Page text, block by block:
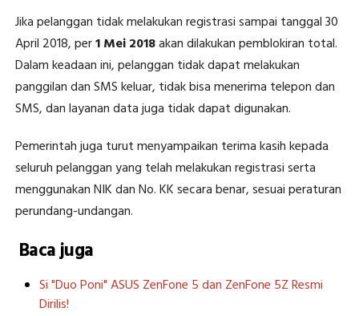
Jika pelanggan tidak melakukan registrasi sampai tanggal 30
April 2018, per1 Mei 2018akan dilakukan pemblokiran total.
Dalam keadaan ini, pelanggan tidak dapat melakukan
panggilan dan SMS keluar, tidak bisa menerima telepon dan
SMS, dan layanan data juga tidak dapat digunakan.
Pemerintah juga turut menyampaikan terima kasih kepada
seluruh pelanggan yang telah melakukan registrasi serta
menggunakan NIK dan No. KK secara benar, sesuai peraturan
perundang-undangan.
Baca juga
Si "Duo Poni" ASUS ZenFone 5 dan ZenFone 5Z Resmi
Dirilis!